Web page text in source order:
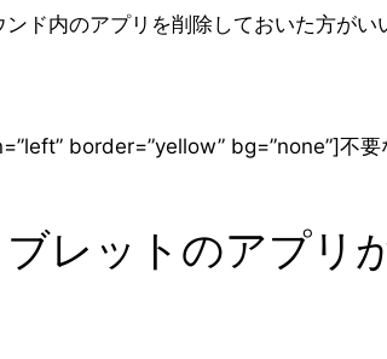
ド内のアプリを削除しておいた方がい
border=”yellow” bg=”none”]不
レットのアプリ